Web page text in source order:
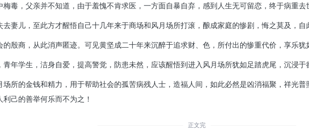
毒，父亲并不知道，由于羞愧不肯求医，一方面自暴自弃，感到人生无可留恋，终于病重去
妻儿，至此方才醒悟自己十几年来于商场和风月场所打滚，酿成家庭的惨剧，悔之莫及，自
殷商，从此消声匿迹。可见黄坚成二十年来沉醉于追求财、色，所付出的惨重代价，享乐犹
年学生，洁身自爱，提高警觉，防患未然，应该醒悟到进入风月场所犹如足踏虎尾，沉浸于
场所的金钱和精力，用于帮助社会的孤苦病残人士，造福人间，如此必然是凶消福聚，祥光
己的善举何乐而不为之！
正文完